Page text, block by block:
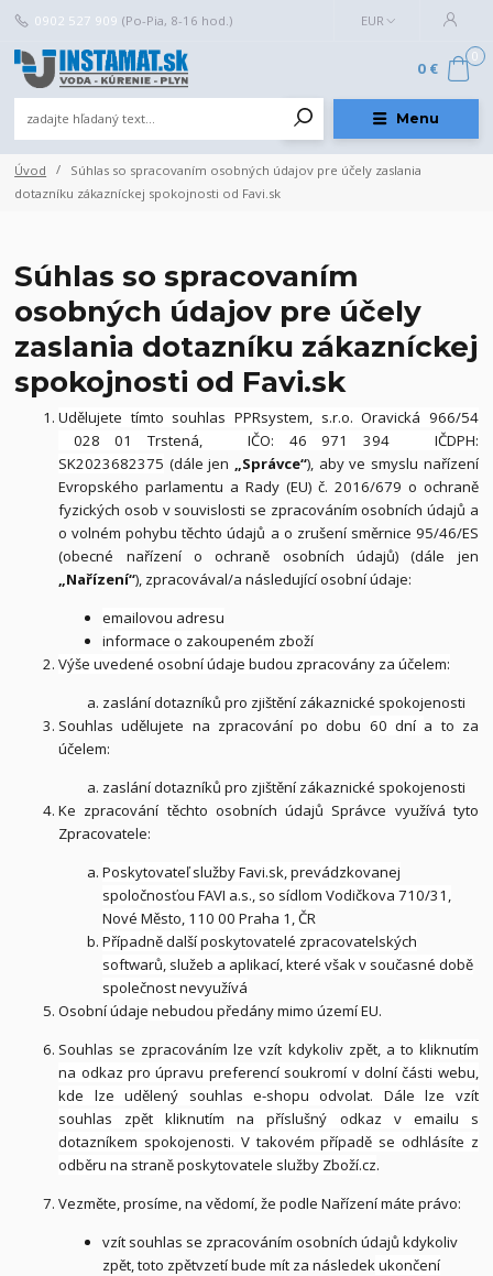
Menu
EUR
0902 527 909 (Po-Pia, 8-16 hod.)
0
0 €
Úvod
Súhlas so spracovaním osobných údajov pre účely zaslania
dotazníku zákazníckej spokojnosti od Favi.sk
Súhlas so spracovaním
osobných údajov pre účely
zaslania dotazníku zákazníckej
spokojnosti od Favi.sk
Udělujete tímto souhlas PPRsystem, s.r.o. Oravická 966/54
028 01 Trstená, IČO: 46 971 394 IČDPH:
SK2023682375 (dále jen „Správce“), aby ve smyslu nařízení
Evropského parlamentu a Rady (EU) č. 2016/679 o ochraně
fyzických osob v souvislosti se zpracováním osobních údajů a
o volném pohybu těchto údajů a o zrušení směrnice 95/46/ES
(obecné nařízení o ochraně osobních údajů) (dále jen
„Nařízení“), zpracovával/a následující osobní údaje:
emailovou adresu
informace o zakoupeném zboží
Výše uvedené osobní údaje budou zpracovány za účelem:
zaslání dotazníků pro zjištění zákaznické spokojenosti
Souhlas udělujete na zpracování po dobu 60 dní a to za
účelem:
zaslání dotazníků pro zjištění zákaznické spokojenosti
Ke zpracování těchto osobních údajů Správce využívá tyto
Zpracovatele:
Poskytovateľ služby Favi.sk, prevádzkovanej
spoločnosťou FAVI a.s., so sídlom Vodičkova 710/31,
Nové Město, 110 00 Praha 1, ČR
Případně další poskytovatelé zpracovatelských
softwarů, služeb a aplikací, které však v současné době
společnost nevyužívá
Osobní údaje nebudou předány mimo území EU.
Souhlas se zpracováním lze vzít kdykoliv zpět, a to kliknutím
na odkaz pro úpravu preferencí soukromí v dolní části webu,
kde lze udělený souhlas e-shopu odvolat. Dále lze vzít
souhlas zpět kliknutím na příslušný odkaz v emailu s
dotazníkem spokojenosti. V takovém případě se odhlásíte z
odběru na straně poskytovatele služby Zboží.cz.
Vezměte, prosíme, na vědomí, že podle Nařízení máte právo:
vzít souhlas se zpracováním osobních údajů kdykoliv
zpět, toto zpětvzetí bude mít za následekukončení